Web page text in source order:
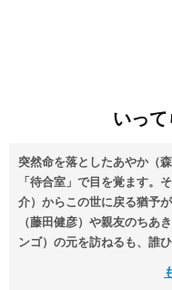
いっ
突然命を落としたあやか（
「待合室」で目を覚ます。
介）からこの世に戻る猶予
（藤田健彦）や親友のちあ
ンゴ）の元を訪ねるも、
を抱えたちあきやそうた。